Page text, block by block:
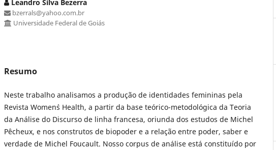
Leandro Silva Bezerra
bzerrals@yahoo.com.br
Universidade Federal de Goiás
Resumo
Neste trabalho analisamos a produção de identidades femininas pela
Revista Women`s Health, a partir da base teórico-metodológica da Teoria
da Análise do Discurso de linha francesa, oriunda dos estudos de Michel
Pêcheux, e nos construtos de biopoder e a relação entre poder, saber e
verdade de Michel Foucault. Nosso corpus de análise está constituído por